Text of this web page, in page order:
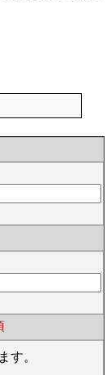
す。